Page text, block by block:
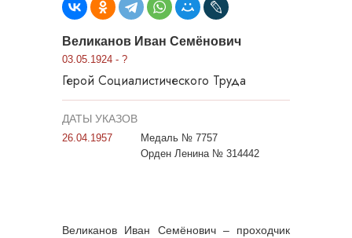
Великанов Иван Семёнович
03.05.1924 - ?
Герой Социалистического Труда
ДАТЫ УКАЗОВ
26.04.1957
Медаль № 7757
Орден Ленина № 314442
Великанов Иван Семёнович – проходчик